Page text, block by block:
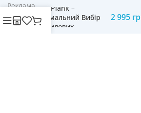
Реклама
FAQ
Zipro Plank –
Оптимальний Вибір
для Силових
Тренувань
2 995